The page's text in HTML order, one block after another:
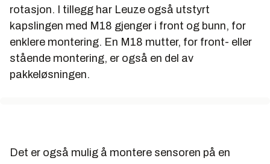
rotasjon. I tillegg har Leuze også utstyrt
kapslingen med M18 gjenger i front og bunn, for
enklere montering. En M18 mutter, for front- eller
stående montering, er også en del av
pakkeløsningen.
Det er også mulig å montere sensoren på en